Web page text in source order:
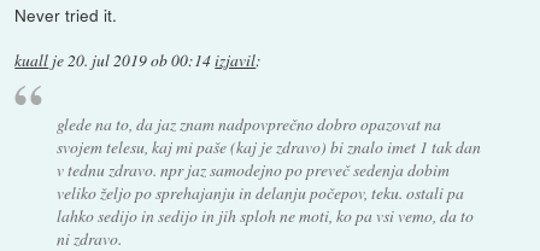
Never tried it.
kuall je20. jul 2019 ob 00:14izjavil:
glede na to, da jaz znam nadpovprečno dobro opazovat na
svojem telesu, kaj mi paše (kaj je zdravo) bi znalo imet 1 tak dan
v tednu zdravo. npr jaz samodejno po preveč sedenja dobim
veliko željo po sprehajanju in delanju počepov, teku. ostali pa
lahko sedijo in sedijo in jih sploh ne moti, ko pa vsi vemo, da to
ni zdravo.